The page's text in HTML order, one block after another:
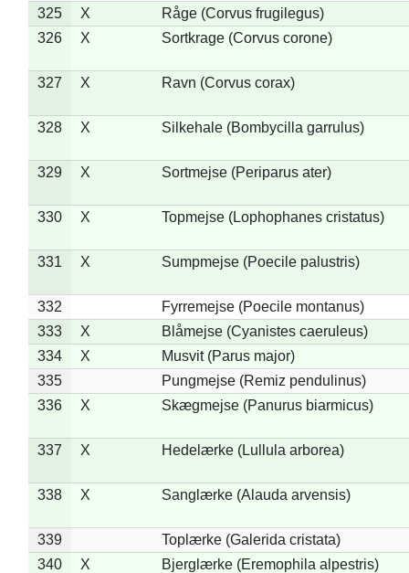
325
X
Råge (Corvus frugilegus)
326
X Sortkrage (Corvus corone)
327 X Ravn (Corvus corax)
328 X Silkehale (Bombycilla garrulus)
329 X Sortmejse (Periparus ater)
330 X Topmejse (Lophophanes cristatus)
331 X Sumpmejse (Poecile palustris)
332
Fyrremejse (Poecile montanus)
333
X
Blåmejse (Cyanistes caeruleus)
334
X
Musvit (Parus major)
335
Pungmejse (Remiz pendulinus)
336
X Skægmejse (Panurus biarmicus)
337 X Hedelærke (Lullula arborea)
338 X Sanglærke (Alauda arvensis)
339
Toplærke (Galerida cristata)
340
X Bjerglærke (Eremophila alpestris)